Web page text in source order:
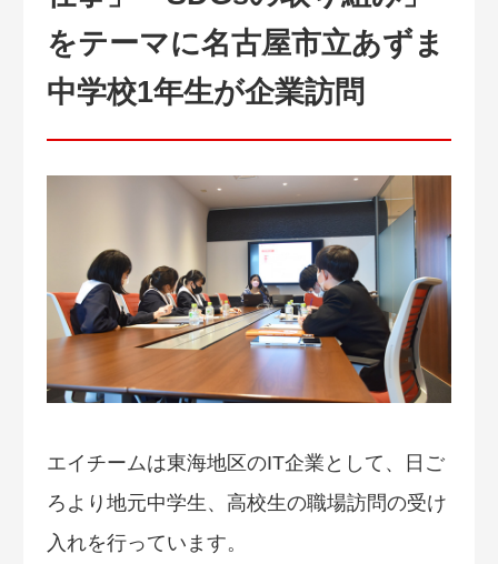
をテーマに名古屋市立あずま
中学校1年生が企業訪問
エイチームは東海地区のIT企業として、日ご
ろより地元中学生、高校生の職場訪問の受け
入れを行っています。